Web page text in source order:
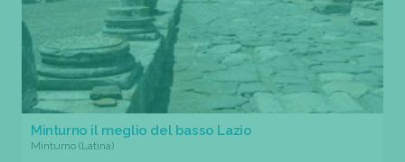
Minturno il meglio del basso Lazio
Minturno (Latina)